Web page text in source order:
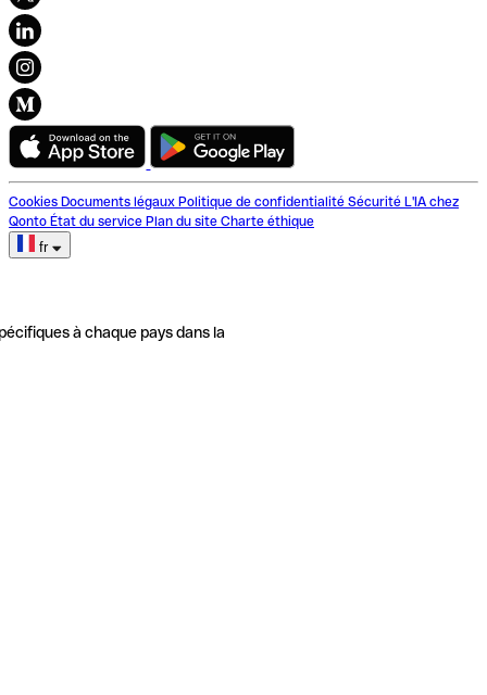
Cookies Documents légaux Politique de confidentialité Sécurité L'IA chez
Qonto État du service Plan du site Charte éthique
fr
à chaque pays dans la